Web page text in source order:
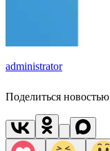
administrator
Поделиться новостью